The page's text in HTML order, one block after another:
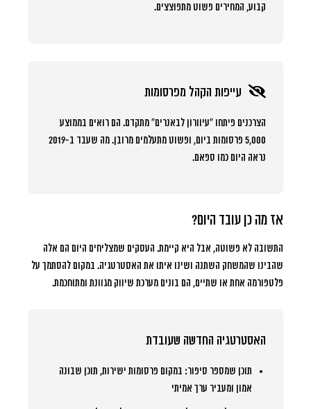
קבוע, המחירים פשוט מתפוצצים.
עייפות הקהל מפרסומות
הצרכנים פיתחו “עיוורון לבאנרים” מתקדם. הם רואים בממוצע
5,000 פרסומות ביום, ופשוט מתעלמים מרובן. מה שעבד ב-2019
נראה היום כמו ספאם.
אז מה כן עובד היום?
התשובה לא פשוטה, אבל היא קיימת. העסקים שמצליחים היום הם אלה
שהבינו שהמשחק השתנה ושינו איתו את האסטרטגיה. במקום להסתמך על
פלטפורמה אחת או שתיים, הם בונים מערכת שיווק מגוונת ומתוחכמת.
האסטרטגיה החדשה שעובדת
תוכן שמספר סיפור: במקום פרסומות ישירות, תוכן שבונה
אמון ומעביר ערך אמיתי